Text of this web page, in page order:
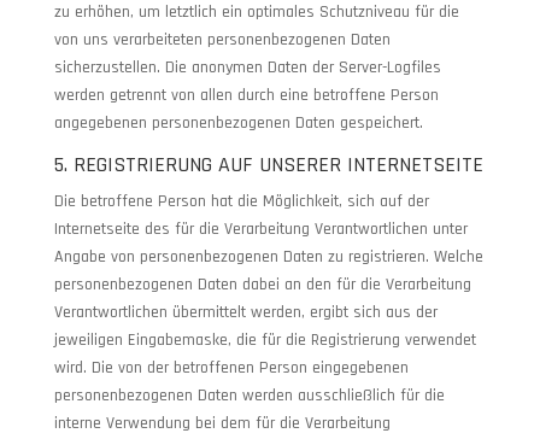
zu erhöhen, um letztlich ein optimales Schutzniveau für die
von uns verarbeiteten personenbezogenen Daten
sicherzustellen. Die anonymen Daten der Server-Logfiles
werden getrennt von allen durch eine betroffene Person
angegebenen personenbezogenen Daten gespeichert.
5. REGISTRIERUNG AUF UNSERER INTERNETSEITE
Die betroffene Person hat die Möglichkeit, sich auf der
Internetseite des für die Verarbeitung Verantwortlichen unter
Angabe von personenbezogenen Daten zu registrieren. Welche
personenbezogenen Daten dabei an den für die Verarbeitung
Verantwortlichen übermittelt werden, ergibt sich aus der
jeweiligen Eingabemaske, die für die Registrierung verwendet
wird. Die von der betroffenen Person eingegebenen
personenbezogenen Daten werden ausschließlich für die
interne Verwendung bei dem für die Verarbeitung